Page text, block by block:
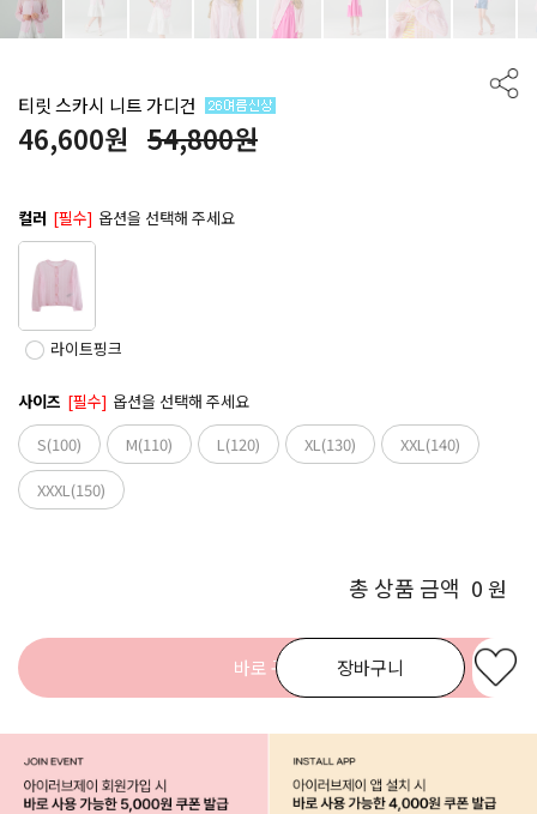
티릿 스카시 니트 가디건
46,600원 54,800원
컬러 [필수] 옵션을 선택해 주세요
라이트핑크
사이즈 [필수] 옵션을 선택해 주세요
S(100)
M(110) L(120) XL(130)
XXL(140)
XXXL(150)
총 상품 금액 0 원
장바구니
바로 구매